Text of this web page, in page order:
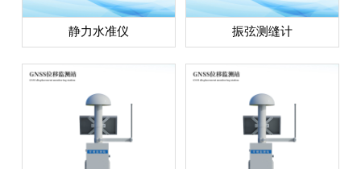
静力水准仪 振弦测缝计